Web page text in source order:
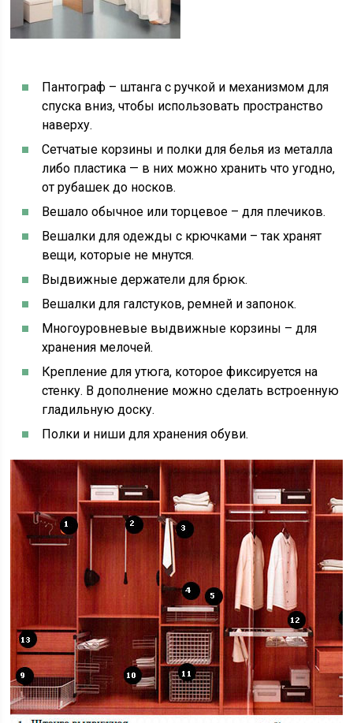
Пантограф – штанга с ручкой и механизмом для
спуска вниз, чтобы использовать пространство
наверху.
Сетчатые корзины и полки для белья из металла
либо пластика — в них можно хранить что угодно,
от рубашек до носков.
Вешало обычное или торцевое – для плечиков.
Вешалки для одежды с крючками – так хранят
вещи, которые не мнутся.
Выдвижные держатели для брюк.
Вешалки для галстуков, ремней и запонок.
Многоуровневые выдвижные корзины – для
хранения мелочей.
Крепление для утюга, которое фиксируется на
стенку. В дополнение можно сделать встроенную
гладильную доску.
Полки и ниши для хранения обуви.